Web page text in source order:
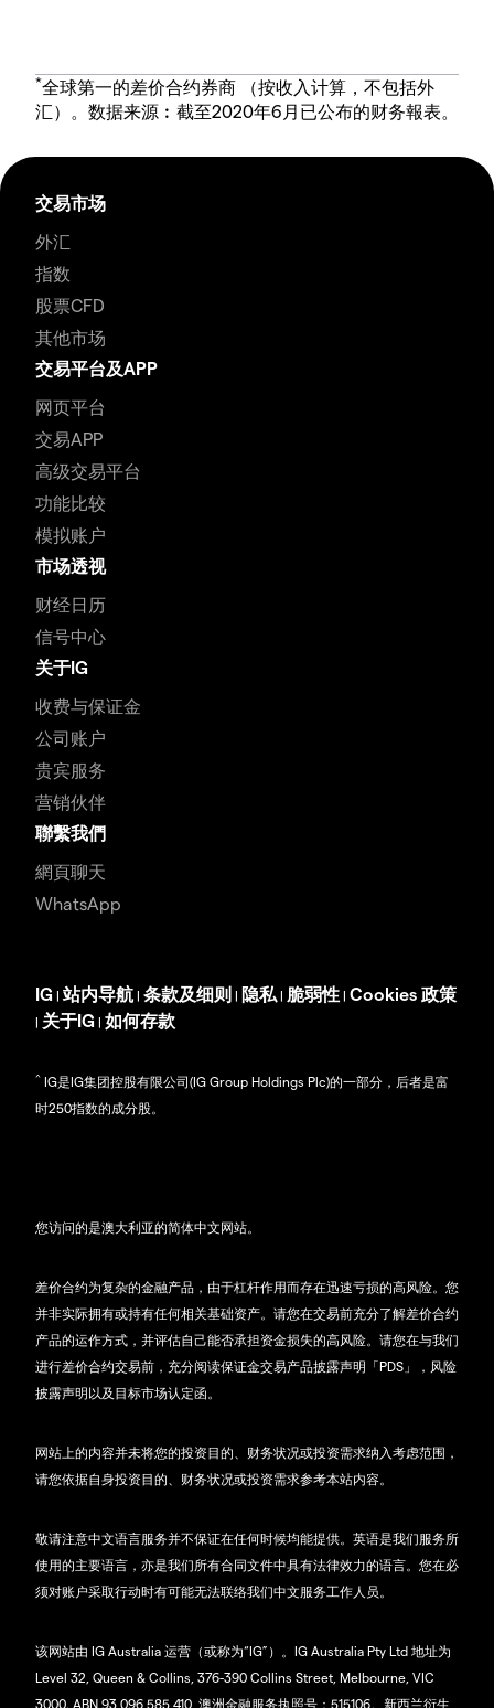
*全球第一的差价合约券商 （按收入计算，不包括外
汇）。数据来源︰截至2020年6月已公布的财务報表。
交易市场
外汇
指数
股票CFD
其他市场
交易平台及APP
网页平台
交易APP
高级交易平台
功能比较
模拟账户
市场透视
财经日历
信号中心
关于IG
收费与保证金
公司账户
贵宾服务
营销伙伴
聯繫我們
網頁聊天
WhatsApp
IG |站内导航 | 条款及细则 | 隐私 | 脆弱性 | Cookies 政策
| 关于IG | 如何存款
^ IG是IG集团控股有限公司(IG Group Holdings Plc)的一部分，后者是富
时250指数的成分股。
您访问的是澳大利亚的简体中文网站。
差价合约为复杂的金融产品，由于杠杆作用而存在迅速亏损的高风险。您
并非实际拥有或持有任何相关基础资产。请您在交易前充分了解差价合约
产品的运作方式，并评估自己能否承担资金损失的高风险。请您在与我们
进行差价合约交易前，充分阅读保证金交易产品披露声明「PDS」，风险
披露声明以及目标市场认定函。
网站上的内容并未将您的投资目的、财务状况或投资需求纳入考虑范围，
请您依据自身投资目的、财务状况或投资需求参考本站内容。
敬请注意中文语言服务并不保证在任何时候均能提供。英语是我们服务所
使用的主要语言，亦是我们所有合同文件中具有法律效力的语言。您在必
须对账户采取行动时有可能无法联络我们中文服务工作人员。
该网站由 IG Australia 运营（或称为“IG”）。IG Australia Pty Ltd 地址为
Level 32, Queen & Collins, 376-390 Collins Street, Melbourne, VIC
3000. ABN 93 096 585 410, 澳洲金融服务执照号：515106。新西兰衍生